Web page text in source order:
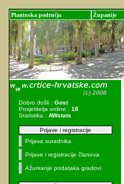
Planinska područja Županije
Dobro došli : Gost
Posjetitelja online : 18
Statistika : AWstats
Prijave i registracije
Prijava suradnika
Prijave i registracije članova
Ažuriranje podataka gradovi